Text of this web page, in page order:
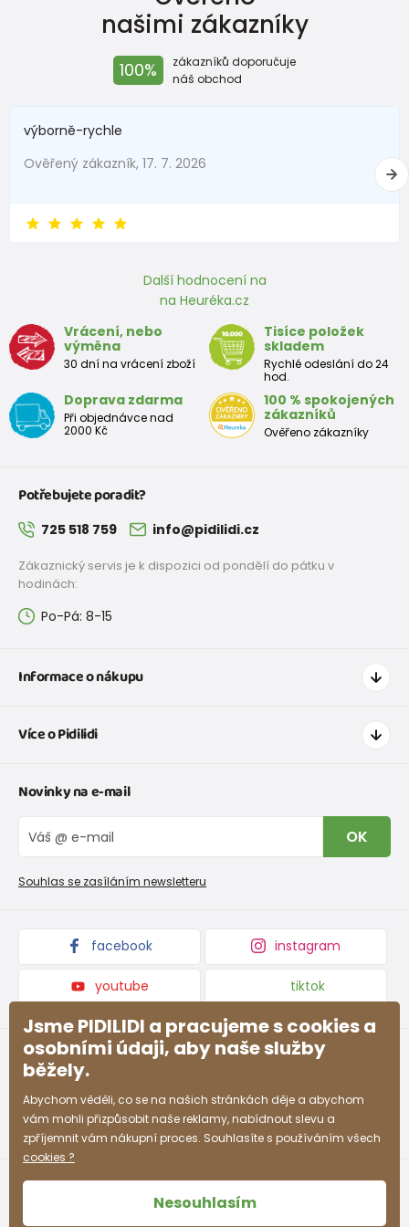
170 176 183 189 195 201
Boty pro školáka (teenager)
Velikost
35 36 37 42
Rozměr
stélky v
225 231 237 243 249 255 261 267
našimi zákazníky
100%
zákazníků doporučuje
náš obchod
výborně-rychle
Ověřený zákazník, 17. 7. 2026
Další hodnocení na
na Heuréka.cz
Vrácení, nebo
výměna
30 dní na vrácení zboží
Tisíce položek
skladem
Rychlé odeslání do 24
hod.
Doprava zdarma
Při objednávce nad
2000 Kč
100 % spokojených
zákazníků
Ověřeno zákazníky
Potřebujete poradit?
725 518 759 info@pidilidi.cz
Zákaznický servis je k dispozici od pondělí do pátku v
hodinách:
Po-Pá: 8-15
Informace o nákupu
Doprava a platba
Tabulka velikostí obuvi
Vrácení zboží a reklamace
Reklamační řád
Více o Pidilidi
O nás
Velkoobchod PiDiLiDi
Affiliate program
Kolekce zboží
Novinky na e-mail
OK
Souhlas se zasíláním newsletteru
facebook instagram
youtube tiktok
Jsme PIDILIDI a pracujeme s cookies a
osobními údaji, aby naše služby
běžely.
Abychom věděli, co se na našich stránkách děje a abychom
vám mohli přizpůsobit naše reklamy, nabídnout slevu a
zpříjemnit vám nákupní proces. Souhlasíte s používáním všech
cookies ?
Nesouhlasím